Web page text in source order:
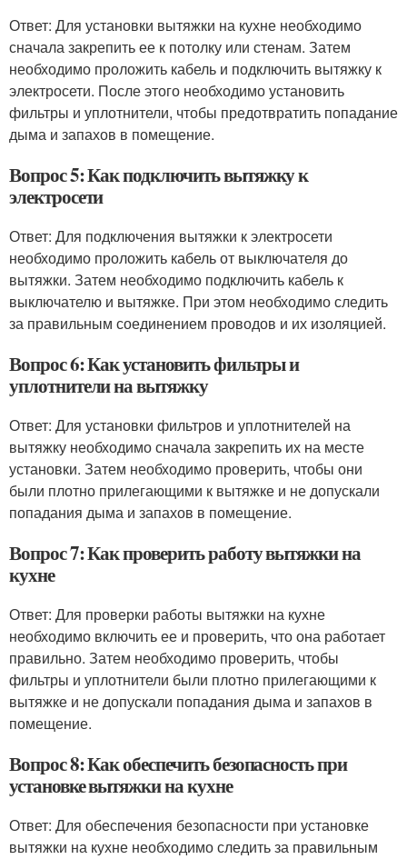
Ответ: Для установки вытяжки на кухне необходимо
сначала закрепить ее к потолку или стенам. Затем
необходимо проложить кабель и подключить вытяжку к
электросети. После этого необходимо установить
фильтры и уплотнители, чтобы предотвратить попадание
дыма и запахов в помещение.
Вопрос 5: Как подключить вытяжку к
электросети
Ответ: Для подключения вытяжки к электросети
необходимо проложить кабель от выключателя до
вытяжки. Затем необходимо подключить кабель к
выключателю и вытяжке. При этом необходимо следить
за правильным соединением проводов и их изоляцией.
Вопрос 6: Как установить фильтры и
уплотнители на вытяжку
Ответ: Для установки фильтров и уплотнителей на
вытяжку необходимо сначала закрепить их на месте
установки. Затем необходимо проверить, чтобы они
были плотно прилегающими к вытяжке и не допускали
попадания дыма и запахов в помещение.
Вопрос 7: Как проверить работу вытяжки на
кухне
Ответ: Для проверки работы вытяжки на кухне
необходимо включить ее и проверить, что она работает
правильно. Затем необходимо проверить, чтобы
фильтры и уплотнители были плотно прилегающими к
вытяжке и не допускали попадания дыма и запахов в
помещение.
Вопрос 8: Как обеспечить безопасность при
установке вытяжки на кухне
Ответ: Для обеспечения безопасности при установке
вытяжки на кухне необходимо следить за правильным